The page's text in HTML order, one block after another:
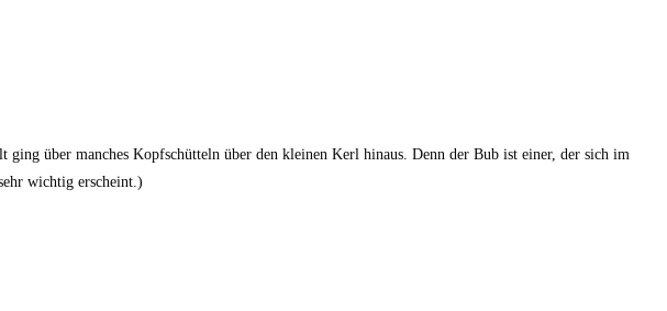
über manches Kopfschütteln über den kleinen Kerl hinaus. Denn der Bub ist einer, der sich im
wichtig erscheint.)